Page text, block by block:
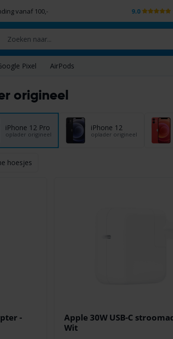
vanaf 100,- 9.0
Pixel AirPods
origineel
iPhone 12 Pro
oplader origineel
iPhone 12
oplader origineel
hoesjes
-
Apple 30W USB-C
Wit